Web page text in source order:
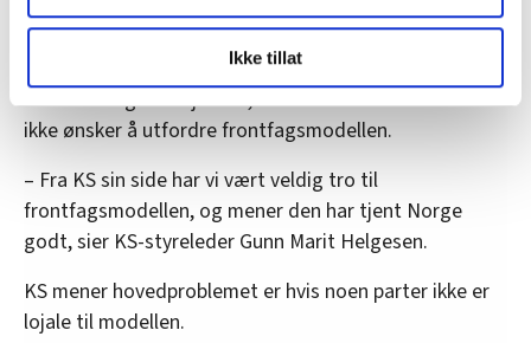
LO Medias publikasjoner frifagbevegelse.no, hk-nytt.no
og fontene.no bruker informasjonskapsler (cookies) for å
lære hvordan våre nettsider blir brukt slik at vi tilby
relevant innhold, tilpassede annonser og utarbeide
Vi deler bare informasjon om hvordan du bruker
nettstedet med LO Medias egne samarbeidspartnere
innenfor analyse og annonsering. Disse er angitt i
Ikke tillat
Ikke et angrep
Både arbeidsgiverforeninga Spekter og kommunes
interesseorganisasjon KS, kan forsikre LO om at de
ikke ønsker å utfordre frontfagsmodellen.
– Fra KS sin side har vi vært veldig tro til
frontfagsmodellen, og mener den har tjent Norge
godt, sier KS-styreleder Gunn Marit Helgesen.
KS mener hovedproblemet er hvis noen parter ikke er
lojale til modellen.